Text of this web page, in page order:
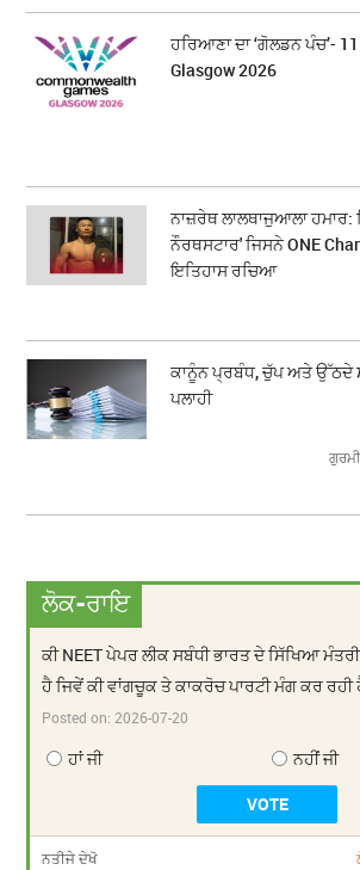
ਹਰਿਆਣਾ ਦਾ ‘ਗੋਲਡਨ ਪੰਚ’-
Glasgow 2026
ਨਾਜ਼ਰੇਥ ਲਾਲਥਾਜੁਆਲਾ ਹਮਾਰ:
ਨੌਰਥਸਟਾਰ' ਜਿਸਨੇ ONE
ਇਤਿਹਾਸ ਰਚਿਆ
ਕਾਨੂੰਨ ਪ੍ਰਬੰਧ, ਚੁੱਪ ਅਤੇ ਉੱਠਦੇ
ਪਲਾਹੀ
ਲੋਕ-ਰਾਇ
ਕੀ NEET ਪੇਪਰ ਲੀਕ ਸਬੰਧੀ ਭਾਰਤ ਦੇ ਸਿੱਖਿਆ
ਹੈ ਜਿਵੇਂ ਕੀ ਵਾਂਗਚੂਕ ਤੇ ਕਾਕਰੋਚ ਪਾਰਟੀ ਮੰਗ ਕਰ ਰਹੀ
Posted on:2026-07-20
ਹਾਂ ਜੀ ਨਹੀਂ ਜੀ
ਨਤੀਜੇ ਦੇਖੋ